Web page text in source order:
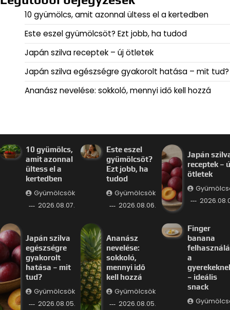
10 gyümölcs, amit azonnal ültess el a kertedben
Este eszel gyümölcsöt? Ezt jobb, ha tudod
Japán szilva receptek – új ötletek
Japán szilva egészségre gyakorolt hatása – mit tud?
Ananász nevelése: sokkoló, mennyi idő kell hozzá
10 gyümölcs,
amit azonnal
ültess el a
kertedben
Gyümölcsök
2026.08.07.
Este eszel
gyümölcsöt?
Ezt jobb, ha
tudod
Gyümölcsök
2026.08.06.
Japán
receptek –
ötletek
Japán szilva
egészségre
gyakorolt
hatása – mit
tud?
Gyümölcsök
2026.08.05.
Ananász
nevelése:
sokkoló,
mennyi idő
kell hozzá
Gyümölcsök
2026.08.05.
Finger
banana
a
– ideális
snack